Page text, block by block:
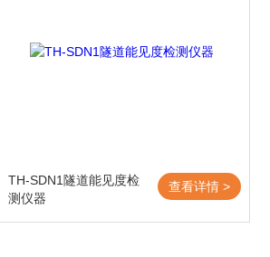
TH-SDN1隧道能见度检
测仪器
查看详情 >